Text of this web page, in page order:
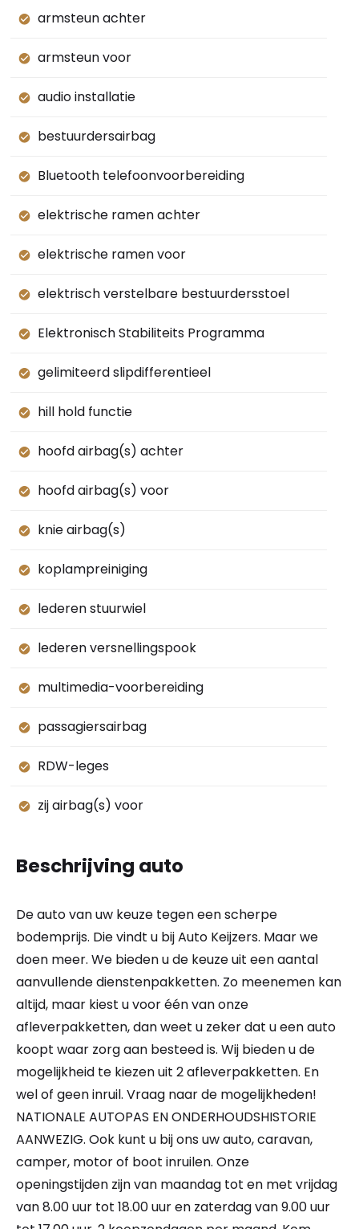
armsteun achter
armsteun voor
audio installatie
bestuurdersairbag
Bluetooth telefoonvoorbereiding
elektrische ramen achter
elektrische ramen voor
elektrisch verstelbare bestuurdersstoel
Elektronisch Stabiliteits Programma
gelimiteerd slipdifferentieel
hill hold functie
hoofd airbag(s) achter
hoofd airbag(s) voor
knie airbag(s)
koplampreiniging
lederen stuurwiel
lederen versnellingspook
multimedia-voorbereiding
passagiersairbag
RDW-leges
zij airbag(s) voor
Beschrijving auto
De auto van uw keuze tegen een scherpe
bodemprijs. Die vindt u bij Auto Keijzers. Maar we
doen meer. We bieden u de keuze uit een aantal
aanvullende dienstenpakketten. Zo meenemen kan
altijd, maar kiest u voor één van onze
afleverpakketten, dan weet u zeker dat u een auto
koopt waar zorg aan besteed is. Wij bieden u de
mogelijkheid te kiezen uit 2 afleverpakketten. En
wel of geen inruil. Vraag naar de mogelijkheden!
NATIONALE AUTOPAS EN ONDERHOUDSHISTORIE
AANWEZIG. Ook kunt u bij ons uw auto, caravan,
camper, motor of boot inruilen. Onze
openingstijden zijn van maandag tot en met vrijdag
van 8.00 uur tot 18.00 uur en zaterdag van 9.00 uur